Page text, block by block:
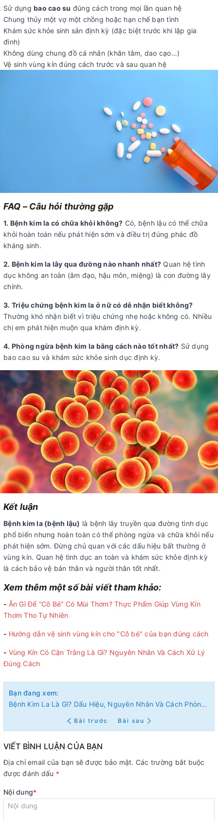
Sử dụng bao cao su đúng cách trong mọi lần quan hệ
Chung thủy một vợ một chồng hoặc hạn chế bạn tình
Khám sức khỏe sinh sản định kỳ (đặc biệt trước khi lập gia
đình)
Không dùng chung đồ cá nhân (khăn tắm, dao cạo…)
Vệ sinh vùng kín đúng cách trước và sau quan hệ
FAQ – Câu hỏi thường gặp
1. Bệnh kim la có chữa khỏi không? Có, bệnh lậu có thể chữa
khỏi hoàn toàn nếu phát hiện sớm và điều trị đúng phác đồ
kháng sinh.
2. Bệnh kim la lây qua đường nào nhanh nhất? Quan hệ tình
dục không an toàn (âm đạo, hậu môn, miệng) là con đường lây
chính.
3. Triệu chứng bệnh kim la ở nữ có dễ nhận biết không?
Thường khó nhận biết vì triệu chứng nhẹ hoặc không có. Nhiều
chị em phát hiện muộn qua khám định kỳ.
4. Phòng ngừa bệnh kim la bằng cách nào tốt nhất? Sử dụng
bao cao su và khám sức khỏe sinh dục định kỳ.
Kết luận
Bệnh kim la (bệnh lậu) là bệnh lây truyền qua đường tình dục
phổ biến nhưng hoàn toàn có thể phòng ngừa và chữa khỏi nếu
phát hiện sớm. Đừng chủ quan với các dấu hiệu bất thường ở
vùng kín. Quan hệ tình dục an toàn và khám sức khỏe định kỳ
là cách bảo vệ bản thân và người thân tốt nhất.
Xem thêm một số bài viết tham khảo:
- Ăn Gì Để “Cô Bé” Có Mùi Thơm? Thực Phẩm Giúp Vùng Kín
Thơm Tho Tự Nhiên
- Hướng dẫn vệ sinh vùng kín cho "Cô bé" của bạn đúng cách
- Vùng Kín Có Cặn Trắng Là Gì? Nguyên Nhân Và Cách Xử Lý
Đúng Cách
Bạn đang xem:
Bệnh Kim La Là Gì? Dấu Hiệu, Nguyên Nhân Và Cách Phòng Ngừa Hiệu Quả
Bài trước Bài sau
VIẾT BÌNH LUẬN CỦA BẠN
Địa chỉ email của bạn sẽ được bảo mật. Các trường bắt buộc
được đánh dấu *
Nội dung*